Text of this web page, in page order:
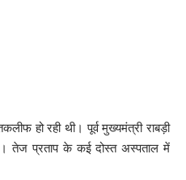
हो रही थी। पूर्व मुख्यमंत्री राबड़ी
तेज प्रताप के कई दोस्त अस्पताल में